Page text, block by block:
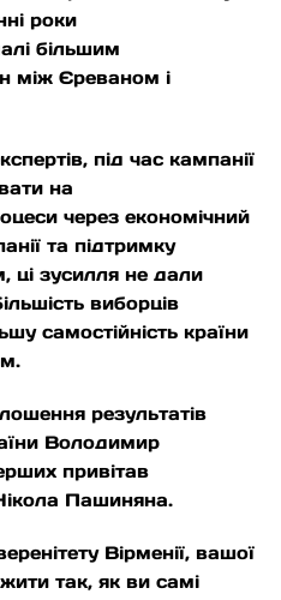
роки
більшим
між Єреваном і
під час кампанії
на
через економічний
та підтримку
ці зусилля не дали
виборців
самостійність країни
результатів
Володимир
привітав
Пашиняна.
Вірменії, вашої
так, як ви самі